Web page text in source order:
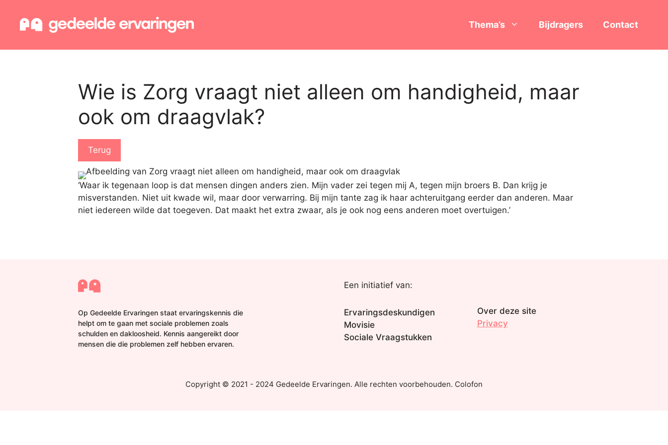
Thema’s Bijdragers Contact
Wie is Zorg vraagt niet alleen om handigheid, maar
ook om draagvlak?
Terug
‘Waar ik tegenaan loop is dat mensen dingen anders zien. Mijn vader zei tegen mij A, tegen mijn broers B. Dan krijg je
misverstanden. Niet uit kwade wil, maar door verwarring. Bij mijn tante zag ik haar achteruitgang eerder dan anderen. Maar
niet iedereen wilde dat toegeven. Dat maakt het extra zwaar, als je ook nog eens anderen moet overtuigen.’
Op Gedeelde Ervaringen staat ervaringskennis die
helpt om te gaan met sociale problemen zoals
schulden en dakloosheid. Kennis aangereikt door
mensen die die problemen zelf hebben ervaren.
Een initiatief van:
Ervaringsdeskundigen
Movisie
Sociale Vraagstukken
Over deze site
Privacy
Copyright © 2021 - 2024 Gedeelde Ervaringen. Alle rechten voorbehouden. Colofon